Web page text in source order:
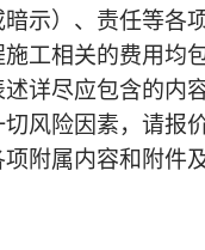
示）、责任等各
工相关的费用均
详尽应包含的内
风险因素，请报
附属内容和附件